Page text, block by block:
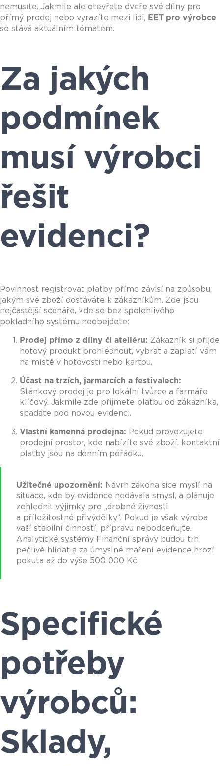
nemusíte. Jakmile ale otevřete dveře své dílny pro
přímý prodej nebo vyrazíte mezi lidi, EET pro výrobce
se stává aktuálním tématem.
Za jakých
podmínek
musí výrobci
řešit
evidenci?
Povinnost registrovat platby přímo závisí na způsobu,
jakým své zboží dostáváte k zákazníkům. Zde jsou
nejčastější scénáře, kde se bez spolehlivého
pokladního systému neobejdete:
Prodej přímo z dílny či ateliéru: Zákazník si přijde
hotový produkt prohlédnout, vybrat a zaplatí vám
na místě v hotovosti nebo kartou.
Účast na trzích, jarmarcích a festivalech:
Stánkový prodej je pro lokální tvůrce a farmáře
klíčový. Jakmile zde přijmete platbu od zákazníka,
spadáte pod novou evidenci.
Vlastní kamenná prodejna: Pokud provozujete
prodejní prostor, kde nabízíte své zboží, kontaktní
platby jsou na denním pořádku.
Užitečné upozornění: Návrh zákona sice myslí na
situace, kde by evidence nedávala smysl, a plánuje
zohlednit výjimky pro „drobné živnosti
a příležitostné přivýdělky“. Pokud je však výroba
vaší stabilní činností, přípravu nepodceňujte.
Analytické systémy Finanční správy budou trh
pečlivě hlídat a za úmyslné maření evidence hrozí
pokuta až do výše 500 000 Kč.
Specifické
potřeby
výrobců:
Sklady,